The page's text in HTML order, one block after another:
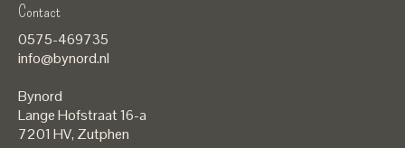
Contact
0575-469735
info@bynord.nl
Bynord
Lange Hofstraat 16-a
7201 HV, Zutphen